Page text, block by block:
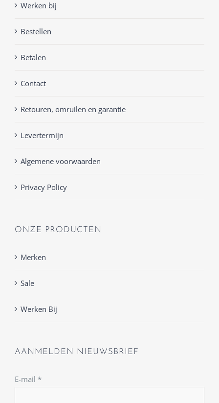
Werken bij
Bestellen
Betalen
Contact
Retouren, omruilen en garantie
Levertermijn
Algemene voorwaarden
Privacy Policy
ONZE PRODUCTEN
Merken
Sale
Werken Bij
AANMELDEN NIEUWSBRIEF
E-mail *